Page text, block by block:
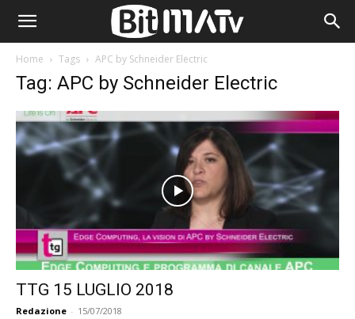
Home Tags APC by Schneider Electric
Tag: APC by Schneider Electric
TTG 15 LUGLIO 2018
Redazione - 15/07/2018